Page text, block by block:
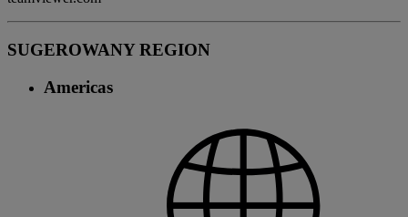
SUGEROWANY REGION
Americas